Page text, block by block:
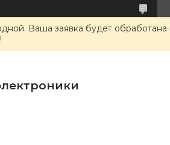
Ваша заявка будет